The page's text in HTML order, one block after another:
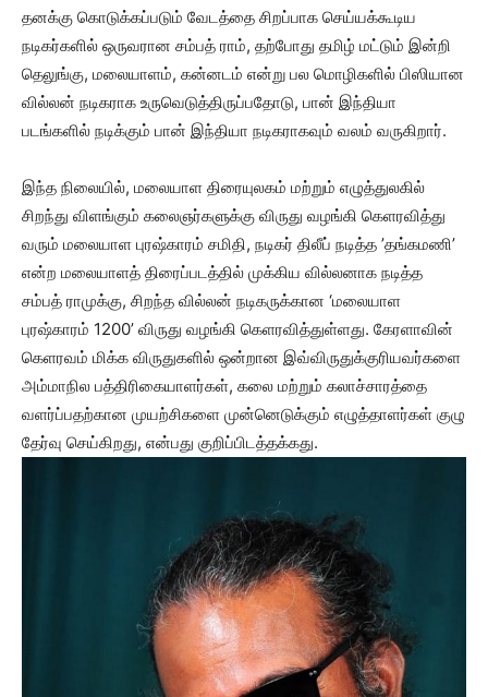
தனக்கு கொடுக்கப்படும் வேடத்தை சிறப்பாக செய்யக்கூடிய
நடிகர்களில் ஒருவரான சம்பத் ராம், தற்போது தமிழ் மட்டும் இன்றி
தெலுங்கு, மலையாளம், கன்னடம் என்று பல மொழிகளில் பிஸியான
வில்லன் நடிகராக உருவெடுத்திருப்பதோடு, பான் இந்தியா
படங்களில் நடிக்கும் பான் இந்தியா நடிகராகவும் வலம் வருகிறார்.
இந்த நிலையில், மலையாள திரையுலகம் மற்றும் எழுத்துலகில்
சிறந்து விளங்கும் கலைஞர்களுக்கு விருது வழங்கி கெளரவித்து
வரும் மலையாள புரஷ்காரம் சமிதி, நடிகர் திலீப் நடித்த ’தங்கமணி’
என்ற மலையாளத் திரைப்படத்தில் முக்கிய வில்லனாக நடித்த
சம்பத் ராமுக்கு, சிறந்த வில்லன் நடிகருக்கான ‘மலையாள
புரஷ்காரம் 1200’ விருது வழங்கி கெளரவித்துள்ளது. கேரளாவின்
கெளரவம் மிக்க விருதுகளில் ஒன்றான இவ்விருதுக்குரியவர்களை
அம்மாநில பத்திரிகையாளர்கள், கலை மற்றும் கலாச்சாரத்தை
வளர்ப்பதற்கான முயற்சிகளை முன்னெடுக்கும் எழுத்தாளர்கள் குழு
தேர்வு செய்கிறது, என்பது குறிப்பிடத்தக்கது.